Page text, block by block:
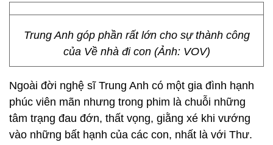
Trung Anh góp phần rất lớn cho sự thành công
của Về nhà đi con (Ảnh: VOV)
Ngoài đời nghệ sĩ Trung Anh có một gia đình hạnh
phúc viên mãn nhưng trong phim là chuỗi những
tâm trạng đau đớn, thất vọng, giằng xé khi vướng
vào những bất hạnh của các con, nhất là với Thư.